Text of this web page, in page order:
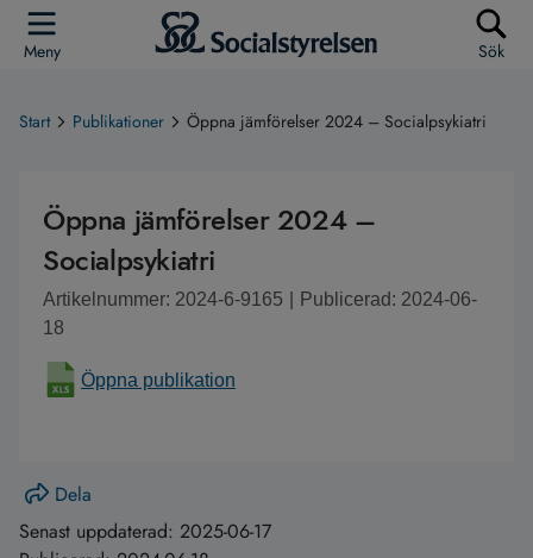
Meny Sök
Start Publikationer Öppna jämförelser 2024 – Socialpsykiatri
Öppna jämförelser 2024 –
Socialpsykiatri
Artikelnummer: 2024-6-9165
Publicerad: 2024-06-
18
Öppna publikation
Dela
Senast uppdaterad: 2025-06-17